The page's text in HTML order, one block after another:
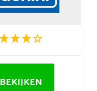
BEKIJKEN